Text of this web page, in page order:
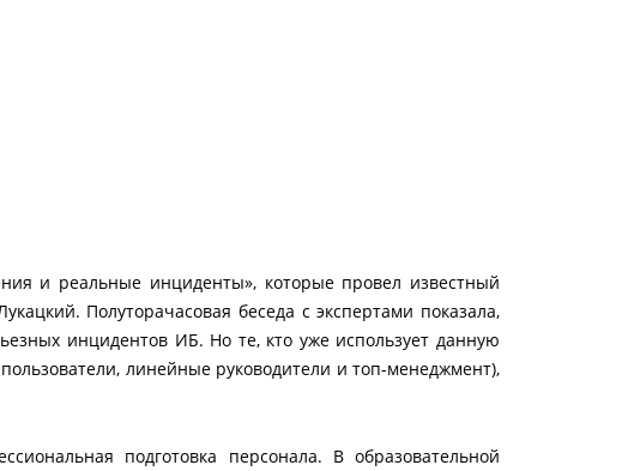
и реальные инциденты», которые провел известный
Полуторачасовая беседа с экспертами показала,
инцидентов ИБ. Но те, кто уже использует данную
линейные руководители и топ-менеджмент),
подготовка персонала. В образовательной